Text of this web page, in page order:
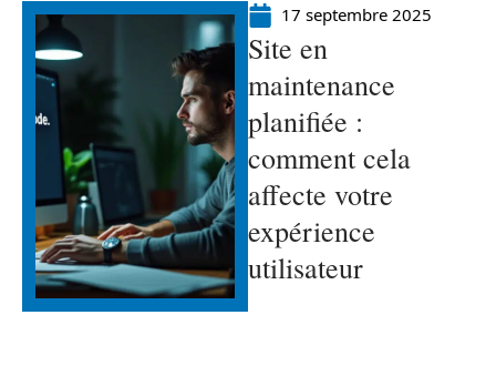
17 septembre 2025
Site en
maintenance
planifiée :
comment cela
affecte votre
expérience
utilisateur